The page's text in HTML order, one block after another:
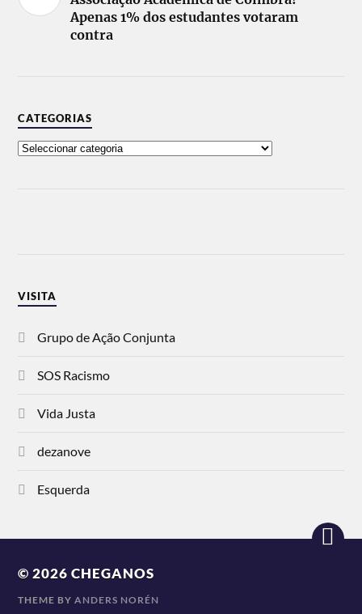
Apenas 1% dos estudantes votaram
contra
CATEGORIAS
VISITA
Grupo de Ação Conjunta
SOS Racismo
Vida Justa
dezanove
Esquerda
© 2026CHEGANOS
THEME BYANDERS NORÉN